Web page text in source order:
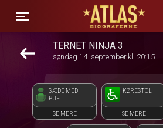
Toggle navigation
ATLAS Biograferne
TERNET NINJA 3
søndag 14. september kl. 20:15
SÆDE MED
PUF
SE MERE
KØRESTOL
SE MERE
front05-temp 125919